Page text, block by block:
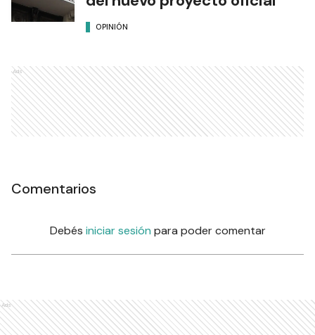
OPINIÓN
Ads
Comentarios
Debés iniciar sesión para poder comentar
Ads